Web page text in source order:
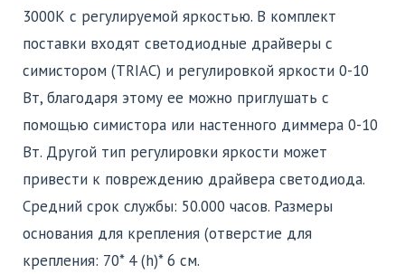
3000К с регулируемой яркостью. В комплект
поставки входят светодиодные драйверы с
симистором (TRIAC) и регулировкой яркости 0-10
Вт, благодаря этому ее можно приглушать с
помощью симистора или настенного диммера 0-10
Вт. Другой тип регулировки яркости может
привести к повреждению драйвера светодиода.
Средний срок службы: 50.000 часов. Размеры
основания для крепления (отверстие для
крепления: 70* 4 (h)* 6 см.